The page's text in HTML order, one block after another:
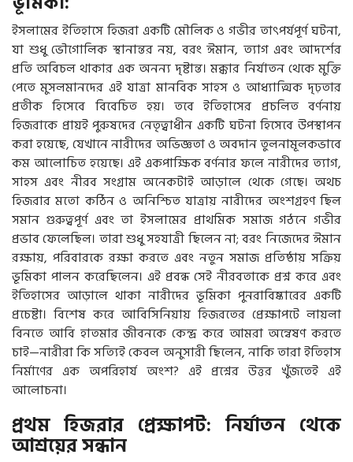
ইসলামের ইতিহাসে হিজরা একটি মৌলিক ও গভীর তাৎপর্যপূর্ণ ঘটনা,
যা শুধু ভৌগোলিক স্থানান্তর নয়, বরং ঈমান, ত্যাগ এবং আদর্শের
প্রতি অবিচল থাকার এক অনন্য দৃষ্টান্ত। মক্কার নির্যাতন থেকে মুক্তি
পেতে মুসলমানদের এই যাত্রা মানবিক সাহস ও আধ্যাত্মিক দৃঢ়তার
প্রতীক হিসেবে বিবেচিত হয়। তবে ইতিহাসের প্রচলিত বর্ণনায়
হিজরাকে প্রায়ই পুরুষদের নেতৃত্বাধীন একটি ঘটনা হিসেবে উপস্থাপন
করা হয়েছে, যেখানে নারীদের অভিজ্ঞতা ও অবদান তুলনামূলকভাবে
কম আলোচিত হয়েছে। এই একপাক্ষিক বর্ণনার ফলে নারীদের ত্যাগ,
সাহস এবং নীরব সংগ্রাম অনেকটাই আড়ালে থেকে গেছে। অথচ
হিজরার মতো কঠিন ও অনিশ্চিত যাত্রায় নারীদের অংশগ্রহণ ছিল
সমান গুরুত্বপূর্ণ এবং তা ইসলামের প্রাথমিক সমাজ গঠনে গভীর
প্রভাব ফেলেছিল। তারা শুধু সহযাত্রী ছিলেন না; বরং নিজেদের ঈমান
রক্ষায়, পরিবারকে রক্ষা করতে এবং নতুন সমাজ প্রতিষ্ঠায় সক্রিয়
ভূমিকা পালন করেছিলেন। এই প্রবন্ধ সেই নীরবতাকে প্রশ্ন করে এবং
ইতিহাসের আড়ালে থাকা নারীদের ভূমিকা পুনরাবিষ্কারের একটি
প্রচেষ্টা। বিশেষ করে আবিসিনিয়ায় হিজরতের প্রেক্ষাপটে লায়লা
বিনতে আবি হাতমার জীবনকে কেন্দ্র করে আমরা অন্বেষণ করতে
চাই—নারীরা কি সত্যিই কেবল অনুসারী ছিলেন, নাকি তারা ইতিহাস
নির্মাণের এক অপরিহার্য অংশ? এই প্রশ্নের উত্তর খুঁজতেই এই
আলোচনা।
প্রথম হিজরার প্রেক্ষাপট: নির্যাতন থেকে
আশ্রয়ের সন্ধান